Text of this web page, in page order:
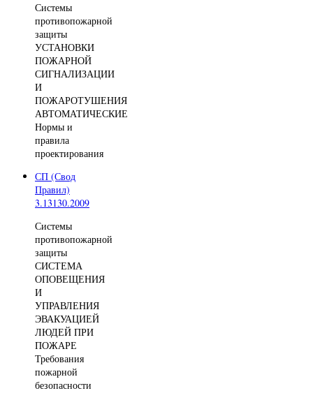
Системы
противопожарной
защиты
УСТАНОВКИ
ПОЖАРНОЙ
СИГНАЛИЗАЦИИ
И
ПОЖАРОТУШЕНИЯ
АВТОМАТИЧЕСКИЕ
Нормы и
правила
проектирования
СП (Свод
Правил)
3.13130.2009
Системы
противопожарной
защиты
СИСТЕМА
ОПОВЕЩЕНИЯ
И
УПРАВЛЕНИЯ
ЭВАКУАЦИЕЙ
ЛЮДЕЙ ПРИ
ПОЖАРЕ
Требования
пожарной
безопасности